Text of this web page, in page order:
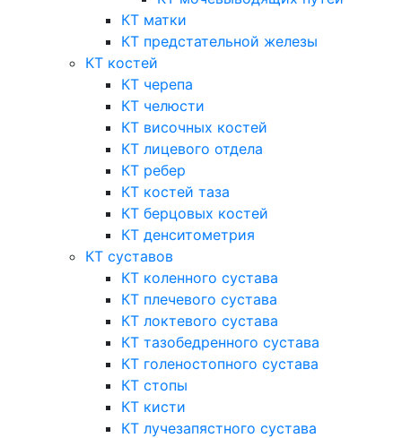
КТ матки
КТ предстательной железы
КТ костей
КТ черепа
КТ челюсти
КТ височных костей
КТ лицевого отдела
КТ ребер
КТ костей таза
КТ берцовых костей
КТ денситометрия
КТ суставов
КТ коленного сустава
КТ плечевого сустава
КТ локтевого сустава
КТ тазобедренного сустава
КТ голеностопного сустава
КТ стопы
КТ кисти
КТ лучезапястного сустава